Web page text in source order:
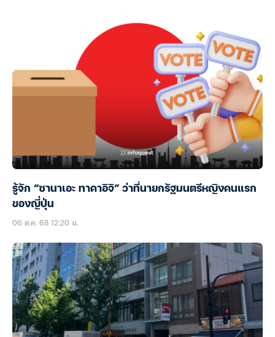
รู้จัก “ซานาเอะ ทาคาอิจิ” ว่าที่นายกรัฐมนตรีหญิงคนแรก
ของญี่ปุ่น
06 ต.ค. 68 12:20 น.